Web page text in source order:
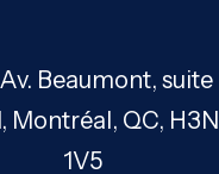
Beaumont, suite
Montréal, QC, H3N
1V5